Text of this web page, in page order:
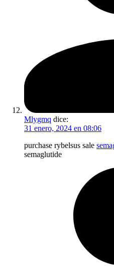
Mlygmq dice:
31 enero, 2024 en 08:06
purchase rybelsus sale
semaglutide